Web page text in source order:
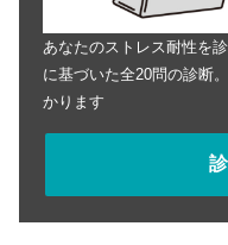
あなたのストレス耐性を
に基づいた全20問の診断
かります